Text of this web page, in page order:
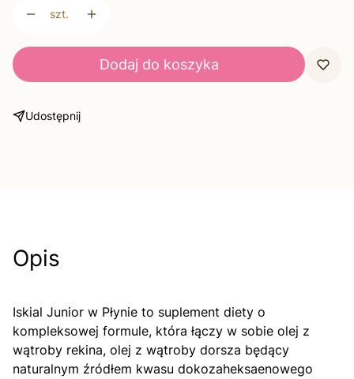
szt.
Dodaj do koszyka
Udostępnij
Opis
Iskial Junior w Płynie to suplement diety o
kompleksowej formule, która łączy w sobie olej z
wątroby rekina, olej z wątroby dorsza będący
naturalnym źródłem kwasu dokozaheksaenowego